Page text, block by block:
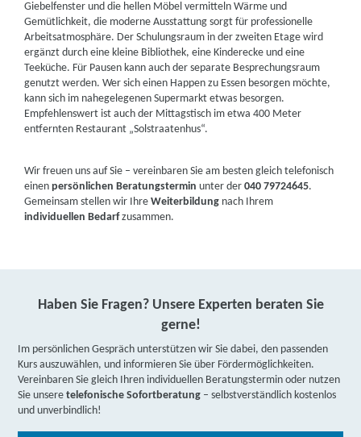
Giebelfenster und die hellen Möbel vermitteln Wärme und
Gemütlichkeit, die moderne Ausstattung sorgt für professionelle
Arbeitsatmosphäre. Der Schulungsraum in der zweiten Etage wird
ergänzt durch eine kleine Bibliothek, eine Kinderecke und eine
Teeküche. Für Pausen kann auch der separate Besprechungsraum
genutzt werden. Wer sich einen Happen zu Essen besorgen möchte,
kann sich im nahegelegenen Supermarkt etwas besorgen.
Empfehlenswert ist auch der Mittagstisch im etwa 400 Meter
entfernten Restaurant „Solstraatenhus“.
Wir freuen uns auf Sie – vereinbaren Sie am besten gleich telefonisch
einenpersönlichen Beratungsterminunter der040 79724645.
Gemeinsam stellen wir IhreWeiterbildung nach Ihrem
individuellen Bedarfzusammen.
Haben Sie Fragen? Unsere Experten beraten Sie
gerne!
Im persönlichen Gespräch unterstützen wir Sie dabei, den passenden
Kurs auszuwählen, und informieren Sie über Fördermöglichkeiten.
Vereinbaren Sie gleich Ihren individuellen Beratungstermin oder nutzen
Sie unseretelefonische Sofortberatung – selbstverständlich kostenlos
und unverbindlich!